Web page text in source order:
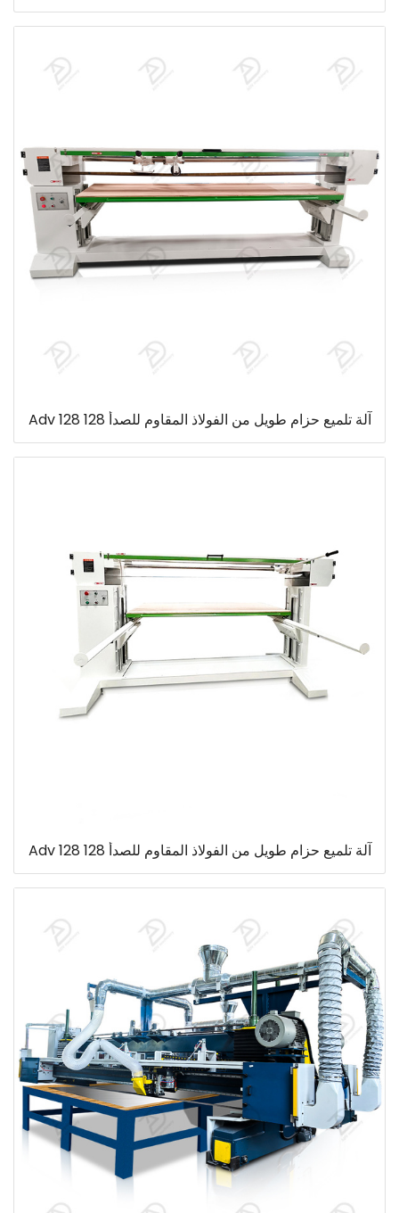
آلة تلميع حزام طويل من الفولاذ المقاوم للصدأ 128 Adv 128
آلة تلميع حزام طويل من الفولاذ المقاوم للصدأ 128 Adv 128